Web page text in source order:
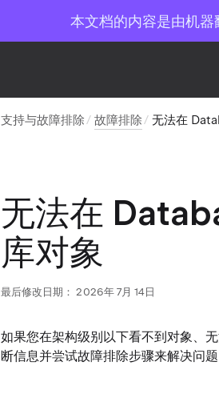
本文档的内容是由机器
支持与故障排除 故障排除 无法在
无法在
库对象
最后修改日期： 2026年 7月 14日
如果您在架构级别以下看不到对象、
断信息并尝试故障排除步骤来解决问题